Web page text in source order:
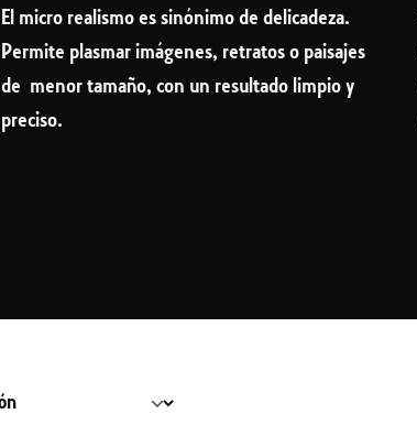
El micro realismo es sinónimo de delicadeza.
Permite plasmar imágenes, retratos o paisajes
de menor tamaño, con un resultado limpio y
preciso.